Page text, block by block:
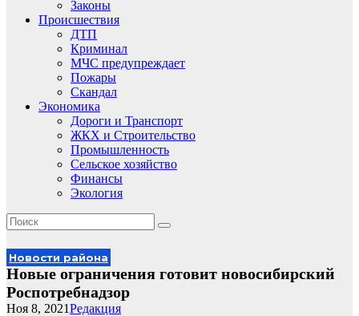
Законы
Происшествия
ДТП
Криминал
МЧС предупреждает
Пожары
Скандал
Экономика
Дороги и Транспорт
ЖКХ и Строительство
Промышленность
Сельское хозяйство
Финансы
Экология
Новости района
Новые ограничения готовит новосибирский
Роспотребнадзор
Редакция
Ноя 8, 2021